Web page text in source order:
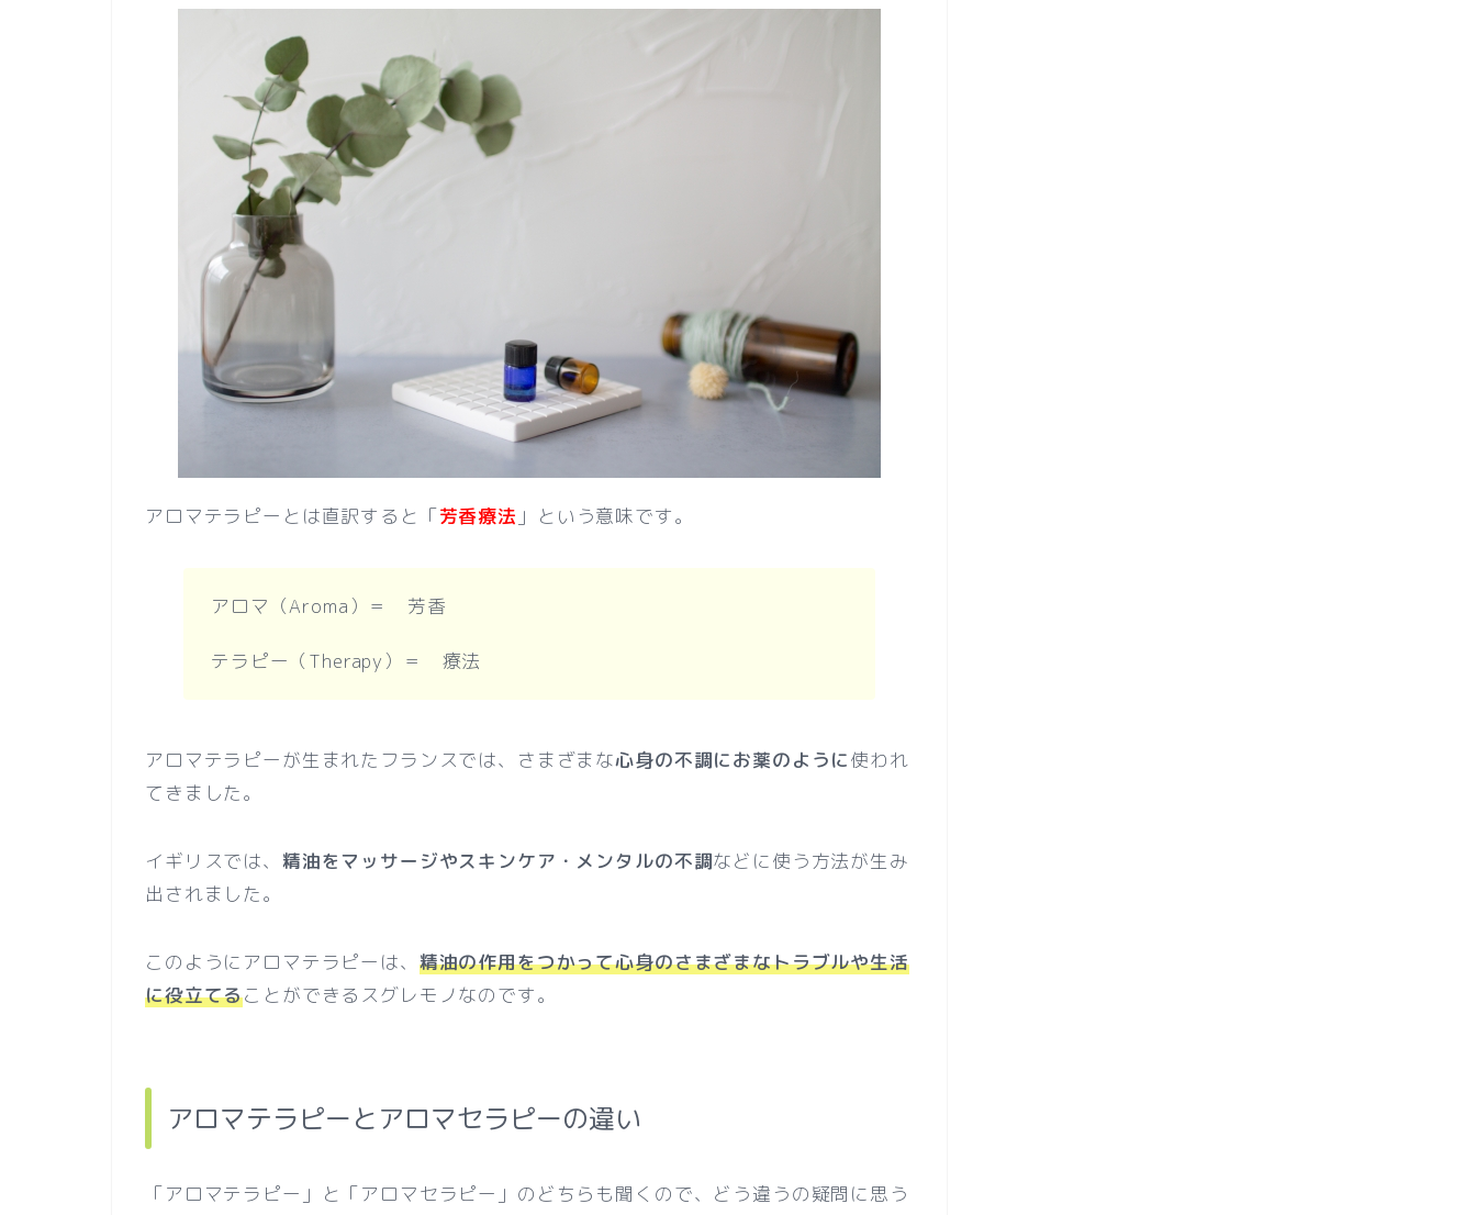
アロマテラピーとは直訳すると「芳香療法 」という意味です。
アロマ（Aroma）＝ 芳香
テラピー（Therapy）＝ 療法
アロマテラピーが生まれたフランスでは、さまざまな心身の不調にお薬のように使われ
てきました。
イギリスでは、 精油をマッサージやスキンケア・メンタルの不調などに使う方法が生み
出されました。
このようにアロマテラピーは、 精油の作用をつかって心身のさまざまなトラブルや生活
に役立てることができるスグレモノなのです。
アロマテラピーとアロマセラピーの違い
「アロマテラピー」と「アロマセラピー」のどちらも聞くので、どう違うの疑問に思う